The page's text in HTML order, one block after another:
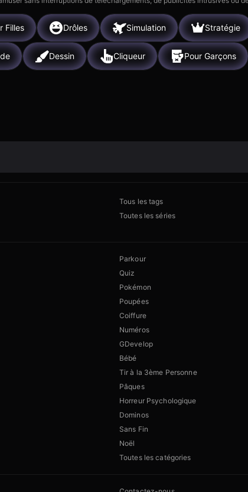
Filles Drôles Simulation Stratégie
Dessin Cliqueur Pour Garçons
Tous les tags
Toutes les séries
Parkour
Quiz
Pokémon
Poupées
Coiffure
Numéros
GDevelop
Bébé
Tir à la 3ème Personne
Pâques
Horreur Psychologique
Dominos
Sans Fin
Noël
Toutes les catégories